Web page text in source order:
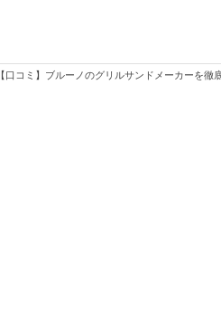
【口コミ】ブルーノのグリルサンドメーカーを